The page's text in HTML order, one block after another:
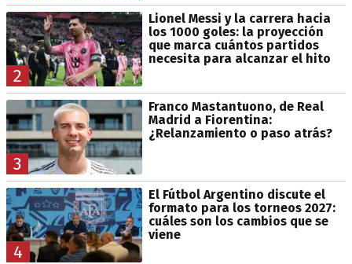
2
Lionel Messi y la carrera hacia
los 1000 goles: la proyección
que marca cuántos partidos
necesita para alcanzar el hito
3
Franco Mastantuono, de Real
Madrid a Fiorentina:
¿Relanzamiento o paso atrás?
4
El Fútbol Argentino discute el
formato para los torneos 2027:
cuáles son los cambios que se
viene